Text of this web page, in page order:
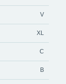
V
XL
C
B